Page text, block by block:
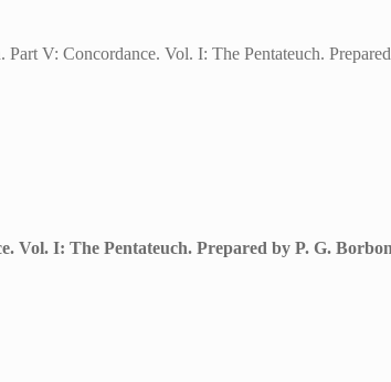
V: Concordance. Vol. I: The Pentateuch.
Vol. I: The Pentateuch. Prepared by P. G.